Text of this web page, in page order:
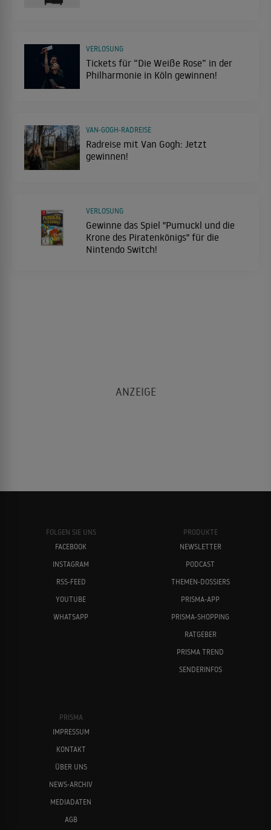
Tickets für “Die Weiße Rose” in der
Philharmonie in Köln gewinnen!
VERLOSUNG
Radreise mit Van Gogh: Jetzt
gewinnen!
VAN-GOGH-RADREISE
Gewinne das Spiel "Pumuckl und die
Krone des Piratenkönigs" für die
Nintendo Switch!
VERLOSUNG
FOLGEN SIE UNS
FACEBOOK
INSTAGRAM
RSS-FEED
YOUTUBE
WHATSAPP
PRODUKTE
NEWSLETTER
PODCAST
THEMEN-DOSSIERS
PRISMA-APP
PRISMA-SHOPPING
RATGEBER
PRISMA TREND
SENDERINFOS
PRISMA
IMPRESSUM
KONTAKT
ÜBER UNS
NEWS-ARCHIV
MEDIADATEN
AGB